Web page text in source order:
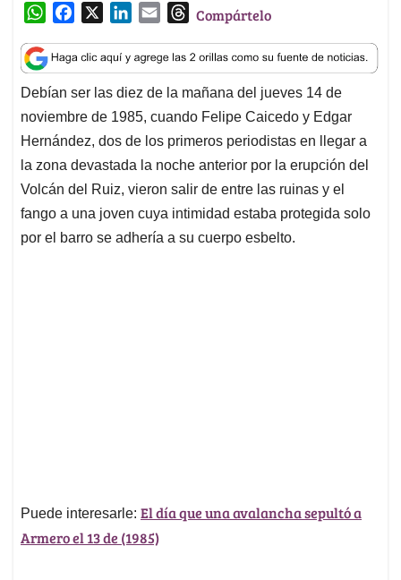
W
a
t
s
A
p
p
c
e
b
o
o
k
n
k
e
d
I
n
a
i
l
T
r
e
a
d
s
Compártelo
Debían ser las diez de la mañana del jueves 14 de
noviembre de 1985, cuando Felipe Caicedo y Edgar
Hernández, dos de los primeros periodistas en llegar a
la zona devastada la noche anterior por la erupción del
Volcán del Ruiz, vieron salir de entre las ruinas y el
fango a una joven cuya intimidad estaba protegida solo
por el barro se adhería a su cuerpo esbelto.
Puede interesarle: El día que una avalancha sepultó a
Armero el 13 de (1985)